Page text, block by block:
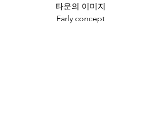
타운의 이미지
Early concept